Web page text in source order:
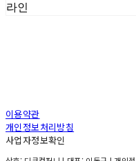
라인
이용약관
개인정보처리방침
사업자정보확인